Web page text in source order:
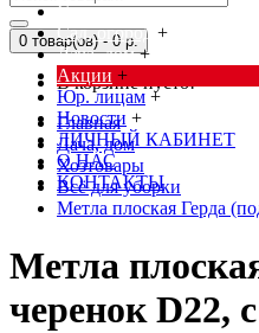
Cредства от насекомых
Сад, огород +
Дача, дом +
Акции +
Юр. лицам +
Новости +
ЛИЧНЫЙ КАБИНЕТ
О НАС
КОНТАКТЫ
0 товар(ов) - 0 р.
В корзине пусто!
Главная
Дача, дом
Хозтовары
Всё для уборки
Метла плоская Герда
Метла
черенок D22,